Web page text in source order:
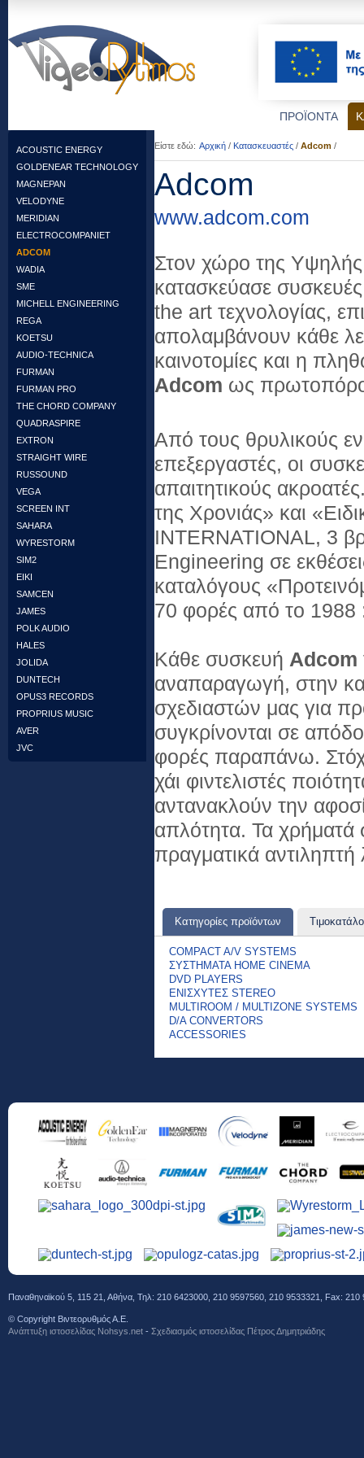
ΠΡΟΪΟΝΤΑ
ACOUSTIC ENERGY
GOLDENEAR TECHNOLOGY
MAGNEPAN
VELODYNE
MERIDIAN
ELECTROCOMPANIET
ADCOM
WADIA
SME
MICHELL ENGINEERING
REGA
KOETSU
AUDIO-TECHNICA
FURMAN
FURMAN PRO
THE CHORD COMPANY
QUADRASPIRE
EXTRON
STRAIGHT WIRE
RUSSOUND
VEGA
SCREEN INT
SAHARA
WYRESTORM
SIM2
EIKI
SAMCEN
JAMES
POLK AUDIO
HALES
JOLIDA
DUNTECH
OPUS3 RECORDS
PROPRIUS MUSIC
AVER
JVC
Είστε εδώ: Αρχική / Κατασκευαστές / Adcom /
Adcom
www.adcom.com
Στον χώρο της
κατασκεύασε
the art τεχνολογίας,
απολαμβάνουν κάθε
καινοτομίες και η
Adcom ως
Από τους θρυλικούς
επεξεργαστές, οι
απαιτητικούς
της Χρονιάς» και
INTERNATIONAL, 3
Engineering σε
καταλόγους
70 φορές από το 1988
Κάθε συσκευή Adcom
αναπαραγωγή, στην
σχεδιαστών μας για
συγκρίνονται σε
φορές παραπάνω.
χάι φιντελιστές
αντανακλούν την
απλότητα. Τα χρήματά
πραγματικά αντιληπτή
Κατηγορίες προϊόντων
COMPACT A/V SYSTEMS
ΣΥΣΤΗΜΑΤΑ HOME CINEMA
DVD PLAYERS
ΕΝΙΣΧΥΤΕΣ STEREO
MULTIROOM / MULTIZONE SYSTEMS
D/A CONVERTORS
ACCESSORIES
Παναθηναϊκού 5, 115 21, Αθήνα, Τηλ: 210 6423000, 210 9597560, 210 9533321, Fax:
© Copyright Βιντεορυθμός Α.Ε.
Ανάπτυξη ιστοσελίδας Νohsys.net - Σχεδιασμός ιστοσελίδας Πέτρος Δημητριάδης